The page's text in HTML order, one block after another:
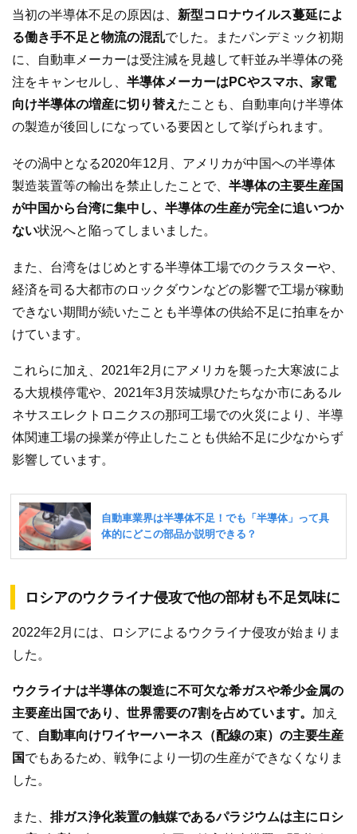
当初の半導体不足の原因は、 新型コロナウイルス蔓延によ
る働き手不足と物流の混乱でした。またパンデミック初期
に、自動車メーカーは受注減を見越して軒並み半導体の発
注をキャンセルし、 半導体メーカーはPCやスマホ、家電
向け半導体の増産に切り替え たことも、自動車向け半導体
の製造が後回しになっている要因として挙げられます。
その渦中となる2020年12月、アメリカが中国への半導体
製造装置等の輸出を禁止したことで、 半導体の主要生産国
が中国から台湾に集中し、半導体の生産が完全に追いつか
ない状況へと陥ってしまいました。
また、台湾をはじめとする半導体工場でのクラスターや、
経済を司る大都市のロックダウンなどの影響で工場が稼動
できない期間が続いたことも半導体の供給不足に拍車をか
けています。
これらに加え、2021年2月にアメリカを襲った大寒波によ
る大規模停電や、2021年3月茨城県ひたちなか市にあるル
ネサスエレクトロニクスの那珂工場での火災により、半導
体関連工場の操業が停止したことも供給不足に少なからず
影響しています。
ロシアのウクライナ侵攻で他の部材も不足気味に
2022年2月には、ロシアによるウクライナ侵攻が始まりま
した。
ウクライナは半導体の製造に不可欠な希ガスや希少金属の
主要産出国であり、世界需要の7割を占めています。 加え
て、
自動車向けワイヤーハーネス（配線の束）の主要生産
国でもあるため、戦争により一切の生産ができなくなりま
した。
また、 排ガス浄化装置の触媒であるパラジウムは主にロシ